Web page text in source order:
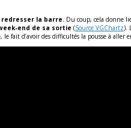
redresser la barre. Du coup, cela donne
end de sa sortie (Source VGChartz).
d’avoir des difficultés la pousse à aller